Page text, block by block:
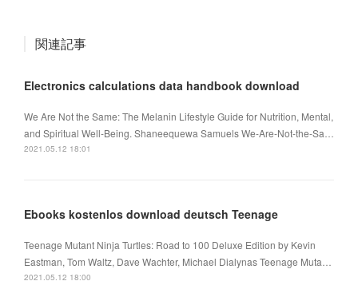
関連記事
Electronics calculations data handbook download
We Are Not the Same: The Melanin Lifestyle Guide for Nutrition, Mental,
and Spiritual Well-Being. Shaneequewa Samuels We-Are-Not-the-Sa…
2021.05.12 18:01
Ebooks kostenlos download deutsch Teenage
Teenage Mutant Ninja Turtles: Road to 100 Deluxe Edition by Kevin
Eastman, Tom Waltz, Dave Wachter, Michael Dialynas Teenage Muta…
2021.05.12 18:00